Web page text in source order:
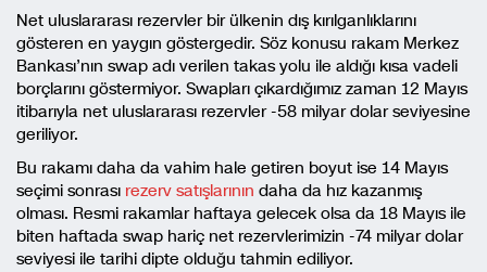
Net uluslararası rezervler bir ülkenin dış kırılganlıklarını
gösteren en yaygın göstergedir. Söz konusu rakam Merkez
Bankası’nın swap adı verilen takas yolu ile aldığı kısa vadeli
borçlarını göstermiyor. Swapları çıkardığımız zaman 12 Mayıs
itibarıyla net uluslararası rezervler -58 milyar dolar seviyesine
geriliyor.
Bu rakamı daha da vahim hale getiren boyut ise 14 Mayıs
seçimi sonrası rezerv satışlarının daha da hız kazanmış
olması. Resmi rakamlar haftaya gelecek olsa da 18 Mayıs ile
biten haftada swap hariç net rezervlerimizin -74 milyar dolar
seviyesi ile tarihi dipte olduğu tahmin ediliyor.